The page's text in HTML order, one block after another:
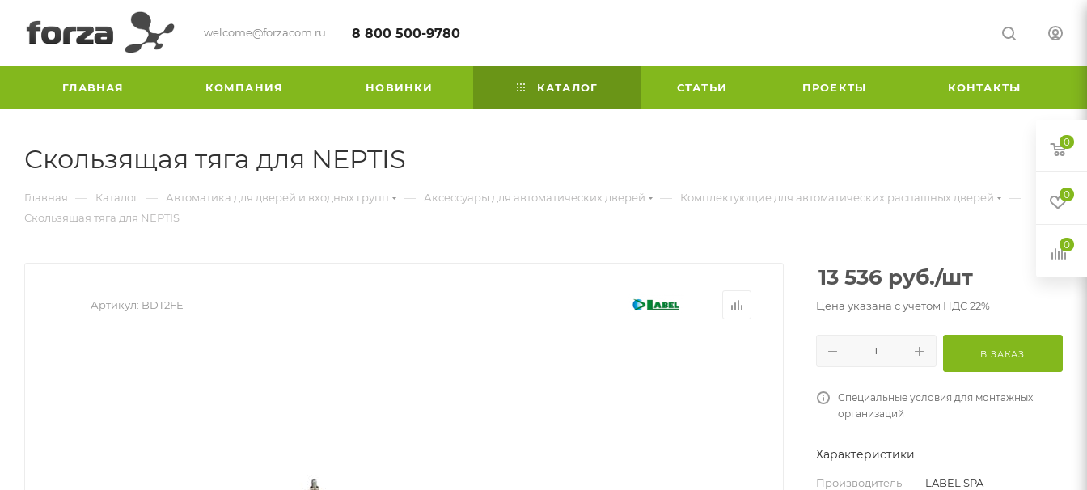
welcome@forzacom.ru 8 800 500-9780
ГЛАВНАЯ КОМПАНИЯ НОВИНКИ КАТАЛОГ СТАТЬИ ПРОЕКТЫ КОНТАКТЫ
Скользящая тяга для NEPTIS
Главная — Каталог — Автоматика для дверей и входных групп — Аксессуары для автоматических дверей — Комплектующие для автоматических распашных дверей —
Скользящая тяга для NEPTIS
Артикул: BDT2FE
13 536 руб./шт
Цена указана с учетом НДС 22%
В ЗАКАЗ
Специальные условия для монтажных
организаций
Характеристики
Производитель — LABEL SPA
0
0
0